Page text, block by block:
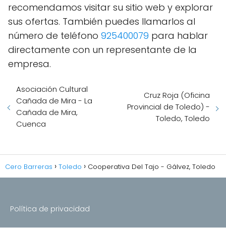
recomendamos visitar su sitio web y explorar
sus ofertas. También puedes llamarlos al
número de teléfono 925400079 para hablar
directamente con un representante de la
empresa.
Asociación Cultural
Cañada de Mira - La
Cañada de Mira,
Cuenca
Cruz Roja (Oficina
Provincial de Toledo) -
Toledo, Toledo
Cero Barreras Toledo Cooperativa Del Tajo - Gálvez, Toledo
Política de privacidad